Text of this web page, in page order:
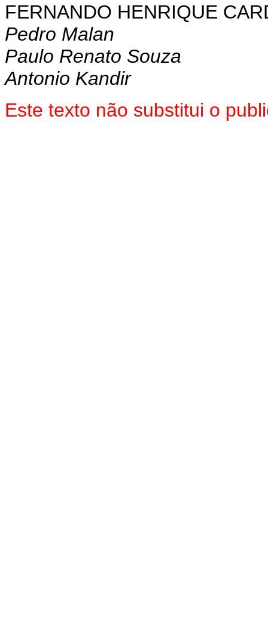
FERNANDO HENRIQUE
Pedro Malan
Paulo Renato Souza
Antonio Kandir
Este texto não substitui o